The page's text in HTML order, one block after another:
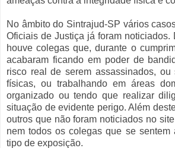
No âmbito do Sintrajud-SP vários
Oficiais de Justiça já foram noticiados.
houve colegas que, durante o
acabaram ficando em poder de
risco real de serem assassinados, ou
físicas, ou trabalhando em áreas
organizado ou tendo que realizar
situação de evidente perigo. Além
outros que não foram noticiados no
nem todos os colegas que se sentem
tipo de exposição.